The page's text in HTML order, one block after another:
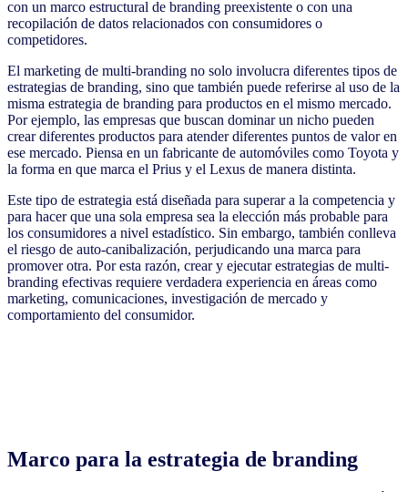
con un marco estructural de branding preexistente o con una
recopilación de datos relacionados con consumidores o
competidores.
El marketing de multi-branding no solo involucra diferentes tipos de
estrategias de branding, sino que también puede referirse al uso de la
misma estrategia de branding para productos en el mismo mercado.
Por ejemplo, las empresas que buscan dominar un nicho pueden
crear diferentes productos para atender diferentes puntos de valor en
ese mercado. Piensa en un fabricante de automóviles como Toyota y
la forma en que marca el Prius y el Lexus de manera distinta.
Este tipo de estrategia está diseñada para superar a la competencia y
para hacer que una sola empresa sea la elección más probable para
los consumidores a nivel estadístico. Sin embargo, también conlleva
el riesgo de auto-canibalización, perjudicando una marca para
promover otra. Por esta razón, crear y ejecutar estrategias de multi-
branding efectivas requiere verdadera experiencia en áreas como
marketing, comunicaciones, investigación de mercado y
comportamiento del consumidor.
Marco para la estrategia de branding